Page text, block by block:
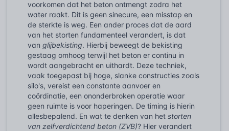
voorkomen dat het beton ontmengt zodra het
water raakt. Dit is geen sinecure, een misstap en
de sterkte is weg. Een ander proces dat de aard
van het storten fundamenteel verandert, is dat
van glijbekisting. Hierbij beweegt de bekisting
gestaag omhoog terwijl het beton er continu in
wordt aangebracht en uithardt. Deze techniek,
vaak toegepast bij hoge, slanke constructies zoals
silo's, vereist een constante aanvoer en
coördinatie, een ononderbroken operatie waar
geen ruimte is voor haperingen. De timing is hierin
allesbepalend. En wat te denken van het storten
van zelfverdichtend beton (ZVB)? Hier verandert